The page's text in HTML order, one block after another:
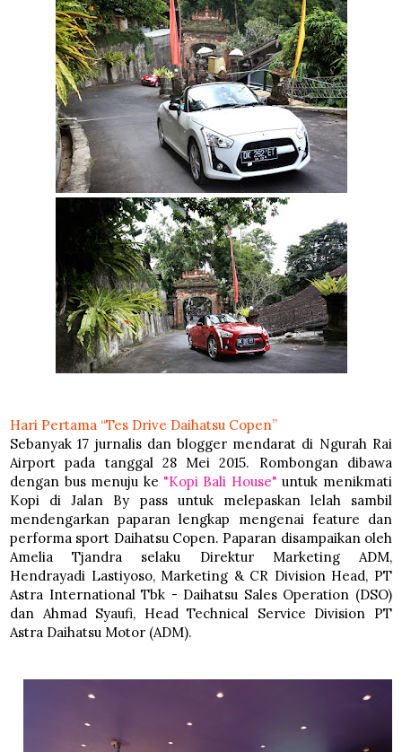
Hari Pertama “Tes Drive Daihatsu Copen”
Sebanyak 17 jurnalis dan blogger mendarat di Ngurah Rai
Airport pada tanggal 28 Mei 2015. Rombongan dibawa
dengan bus menuju ke "Kopi Bali House" untuk menikmati
Kopi di Jalan By pass untuk melepaskan lelah sambil
mendengarkan paparan lengkap mengenai feature dan
performa sport Daihatsu Copen. Paparan disampaikan oleh
Amelia Tjandra selaku Direktur Marketing ADM,
Hendrayadi Lastiyoso, Marketing & CR Division Head, PT
Astra International Tbk - Daihatsu Sales Operation (DSO)
dan Ahmad Syaufi, Head Technical Service Division PT
Astra Daihatsu Motor (ADM).